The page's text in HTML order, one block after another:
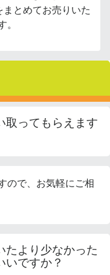
とめてお売りいた
取ってもらえます
ので、お気軽にご相
たより少なかった
いですか？